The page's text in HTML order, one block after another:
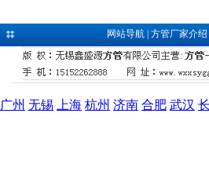
网站导航| 方管厂家介绍
广州 无锡 上海 杭州 济南 合肥 武汉